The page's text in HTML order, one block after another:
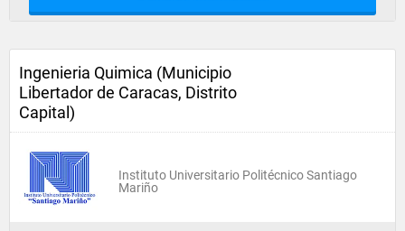
Ingenieria Quimica (Municipio
Libertador de Caracas, Distrito
Capital)
Instituto Universitario Politécnico Santiago
Mariño